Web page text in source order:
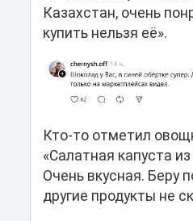
Казахстан, очень
купить нельзя её».
Кто-то отметил
«Салатная капуста
Очень вкусная. Беру
другие продукты не